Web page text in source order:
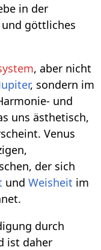
in der
und göttliches
, aber nicht
, sondern im
und
uns ästhetisch,
Venus
der sich
undWeisheit im
durch
ist daher